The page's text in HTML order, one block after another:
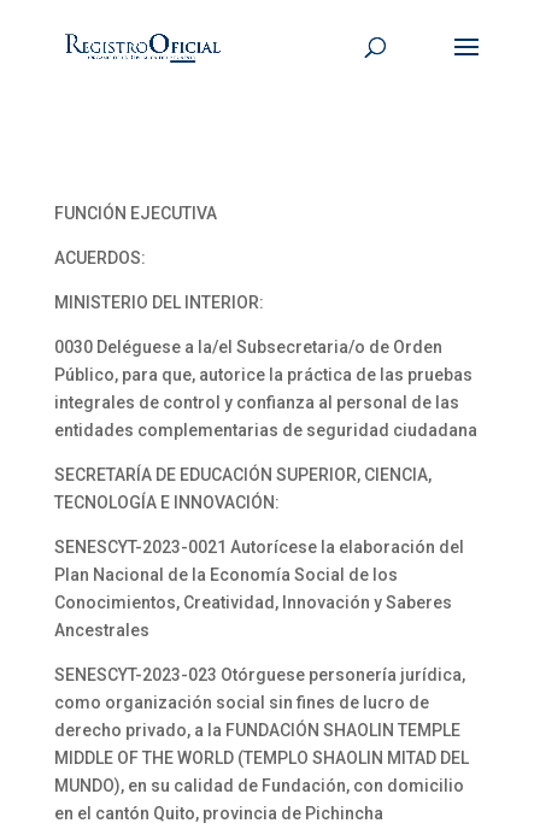
FUNCIÓN EJECUTIVA
ACUERDOS:
MINISTERIO DEL INTERIOR:
0030 Deléguese a la/el Subsecretaria/o de Orden
Público, para que, autorice la práctica de las pruebas
integrales de control y confianza al personal de las
entidades complementarias de seguridad ciudadana
SECRETARÍA DE EDUCACIÓN SUPERIOR, CIENCIA,
TECNOLOGÍA E INNOVACIÓN:
SENESCYT-2023-0021 Autorícese la elaboración del
Plan Nacional de la Economía Social de los
Conocimientos, Creatividad, Innovación y Saberes
Ancestrales
SENESCYT-2023-023 Otórguese personería jurídica,
como organización social sin fines de lucro de
derecho privado, a la FUNDACIÓN SHAOLIN TEMPLE
MIDDLE OF THE WORLD (TEMPLO SHAOLIN MITAD DEL
MUNDO), en su calidad de Fundación, con domicilio
en el cantón Quito, provincia de Pichincha